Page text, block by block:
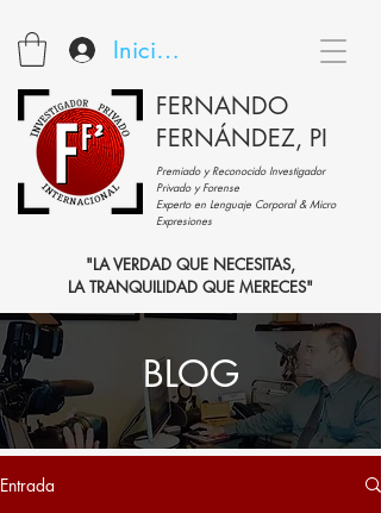
Iniciar sesión
FERNANDO
FERNÁNDEZ, PI
Premiado y Reconocido Investigador
Privado y Forense
Experto en Lenguaje Corporal & Micro
Expresiones
"LA VERDAD QUE NECESITAS,
LA TRANQUILIDAD QUE MERECES"
BLOG
Entrada